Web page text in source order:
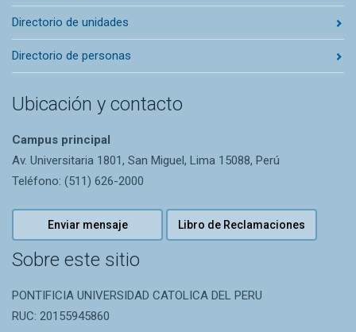
Directorio de unidades
Directorio de personas
Ubicación y contacto
Campus principal
Av. Universitaria 1801, San Miguel, Lima 15088, Perú
Teléfono: (511) 626-2000
Enviar mensaje Libro de Reclamaciones
Sobre este sitio
PONTIFICIA UNIVERSIDAD CATOLICA DEL PERU
RUC: 20155945860